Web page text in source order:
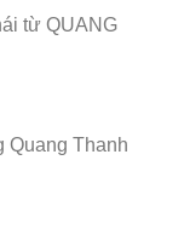
từ QUANG
Quang Thanh